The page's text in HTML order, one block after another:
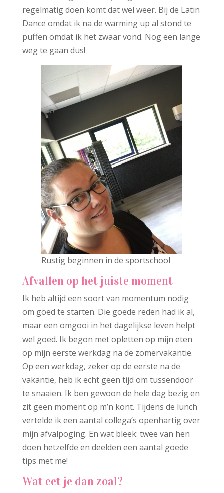
regelmatig doen komt dat wel weer. Bij de Latin
Dance omdat ik na de warming up al stond te
puffen omdat ik het zwaar vond. Nog een lange
weg te gaan dus!
Rustig beginnen in de sportschool
Afvallen op het juiste moment
Ik heb altijd een soort van momentum nodig
om goed te starten. Die goede reden had ik al,
maar een omgooi in het dagelijkse leven helpt
wel goed. Ik begon met opletten op mijn eten
op mijn eerste werkdag na de zomervakantie.
Op een werkdag, zeker op de eerste na de
vakantie, heb ik echt geen tijd om tussendoor
te snaaien. Ik ben gewoon de hele dag bezig en
zit geen moment op m’n kont. Tijdens de lunch
vertelde ik een aantal collega’s openhartig over
mijn afvalpoging. En wat bleek: twee van hen
doen hetzelfde en deelden een aantal goede
tips met me!
Wat eet je dan zoal?